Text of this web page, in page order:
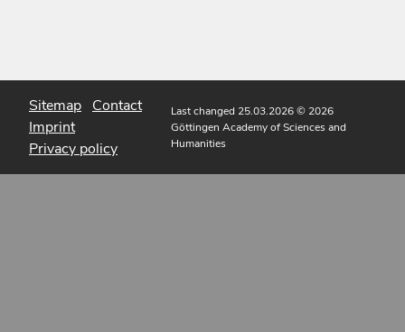
Sitemap Contact
Imprint
Privacy policy
Last changed 25.03.2026© 2026
Göttingen Academy of Sciences and
Humanities